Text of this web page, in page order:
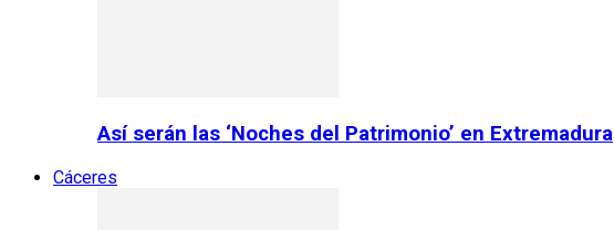
Así serán las ‘Noches del Patrimonio’ en Extremadura
Cáceres